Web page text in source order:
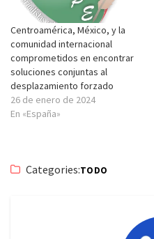
Centroamérica, México, y la
comunidad internacional
comprometidos en encontrar
soluciones conjuntas al
desplazamiento forzado
26 de enero de 2024
En «España»
Categories:TODO